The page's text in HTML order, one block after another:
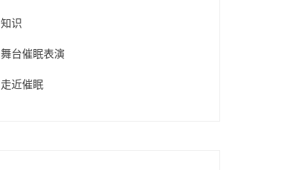
知识
舞台催眠表演
走近催眠